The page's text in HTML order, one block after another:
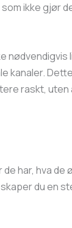
ikke gjør
kanaler.
raskt,
har, hva de
du en